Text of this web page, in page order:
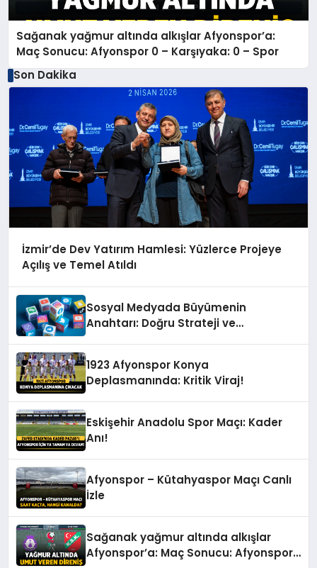
Sağanak yağmur altında alkışlar Afyonspor’a:
Maç Sonucu: Afyonspor 0 – Karşıyaka: 0 – Spor
Son Dakika
İzmir’de Dev Yatırım Hamlesi: Yüzlerce Projeye
Açılış ve Temel Atıldı
Sosyal Medyada Büyümenin
Anahtarı: Doğru Strateji ve
1923 Afyonspor Konya
Deplasmanında: Kritik Viraj!
Eskişehir Anadolu Spor Maçı: Kader
Anı!
Afyonspor – Kütahyaspor Maçı Canlı
İzle
Sağanak yağmur altında alkışlar
Afyonspor’a: Maç Sonucu: Afyonspor